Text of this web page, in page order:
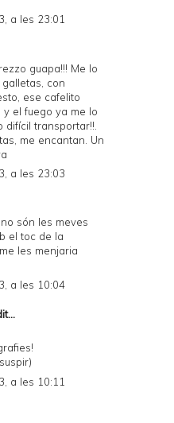
a les 23:01
guapa!!! Me lo
con
ese cafelito
el fuego ya me lo
difícil transportar!!.
me encantan. Un
a les 23:03
són les meves
el toc de la
les menjaria
a les 10:04
a les 10:11